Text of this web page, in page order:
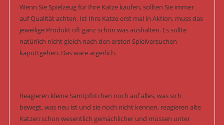
Wenn Sie Spielzeug für Ihre Katze kaufen, sollten Sie immer
auf Qualität achten. Ist Ihre Katze erst mal in Aktion, muss das
jeweilige Produkt oft ganz schön was aushalten. Es sollte
natürlich nicht gleich nach den ersten Spielversuchen
kaputtgehen. Das wäre ärgerlich.
Reagieren kleine Samtpfötchen noch auf alles, was sich
bewegt, was neu ist und sie noch nicht kennen, reagieren alte
Katzen schon wesentlich gemächlicher und müssen unter